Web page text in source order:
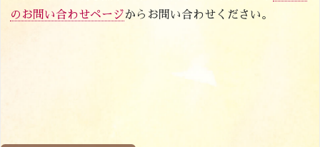
のお問い合わせページからお問い合わせください。